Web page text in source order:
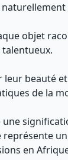
objet
beauté
de la
une
en